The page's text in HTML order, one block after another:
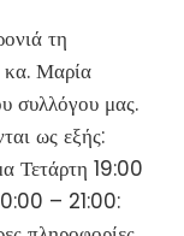
τη
κα. Μαρία
συλλόγου μας.
ως εξής:
Τετάρτη 19:00
– 21:00: